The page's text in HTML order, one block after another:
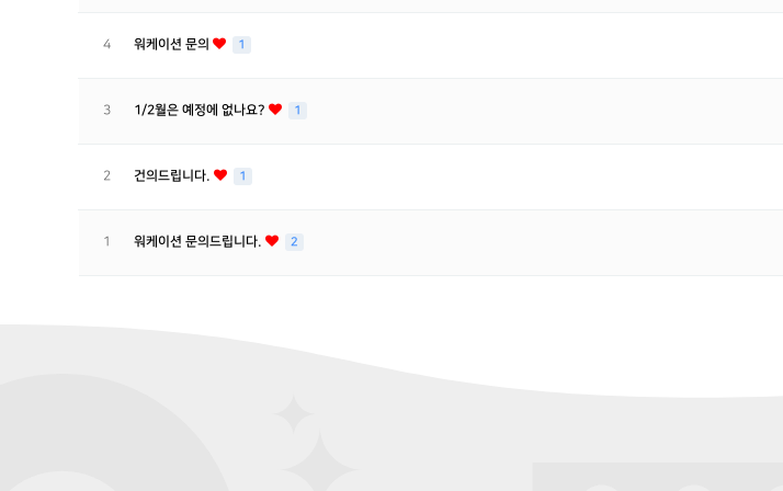
4 워케이션 문의 1
3 1/2월은 예정에 없나요? 1
2 건의드립니다. 1
1 워케이션 문의드립니다. 2